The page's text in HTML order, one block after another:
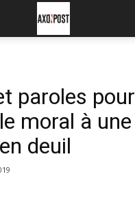
paroles pour
moral à une
deuil